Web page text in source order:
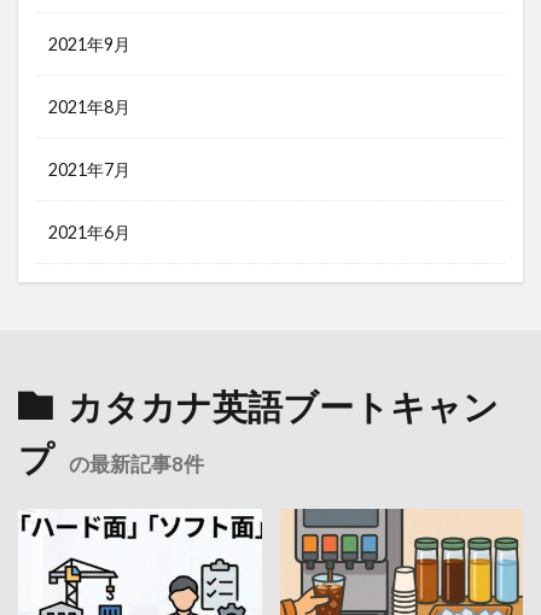
2021年9月
2021年8月
2021年7月
2021年6月
カタカナ英語ブートキャン
プ の最新記事8件